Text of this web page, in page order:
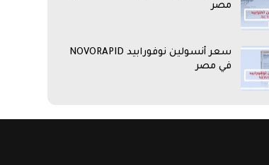
مصر
سعر أنسولين نوفورابيد NOVORAPID
في مصر